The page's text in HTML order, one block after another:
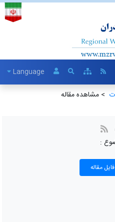
Language
> مشاهده مقاله
:
مقاله